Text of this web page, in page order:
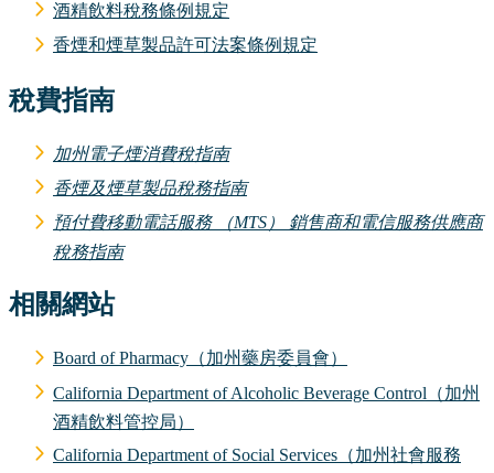
酒精飲料稅務條例規定
香煙和煙草製品許可法案條例規定
稅費指南
加州電子煙消費稅指南
香煙及煙草製品稅務指南
預付費移動電話服務 （MTS） 銷售商和電信服務供應商
稅務指南
相關網站
Board of Pharmacy（加州藥房委員會）
California Department of Alcoholic Beverage Control（加州
酒精飲料管控局）
California Department of Social Services（加州社會服務